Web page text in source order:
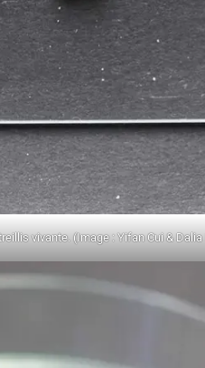
vivante. (Image : Yifan Cui &